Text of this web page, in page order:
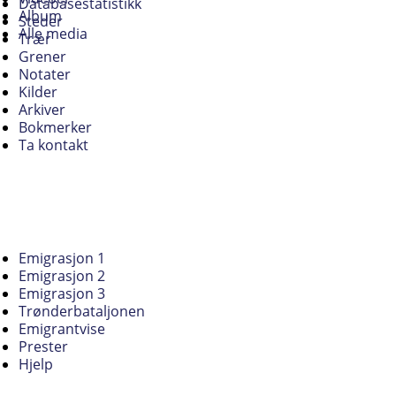
Album
Alle media
Steder
Trær
Grener
Notater
Kilder
Arkiver
Bokmerker
Ta kontakt
Emigrasjon 1
Emigrasjon 2
Emigrasjon 3
Trønderbataljonen
Emigrantvise
Prester
Hjelp